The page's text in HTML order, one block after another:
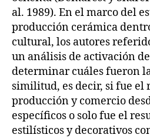
al. 1989). En el marco del
producción cerámica
cultural, los autores
un análisis de activación
determinar cuáles fueron
similitud, es decir, si fue el
producción y comercio
específicos o solo fue el
estilísticos y decorativos